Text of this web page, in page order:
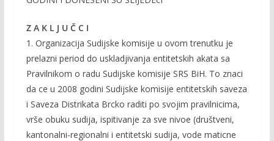
Z A K L J U Č C I
1. Organizacija Sudijske komisije u ovom trenutku je
prelazni period do uskladjivanja entitetskih akata sa
Pravilnikom o radu Sudijske komisije SRS BiH. To znaci
da ce u 2008 godini Sudijske komisije entitetskih saveza
i Saveza Distrikata Brcko raditi po svojim pravilnicima,
vrše obuku sudija, ispitivanje za sve nivoe (društveni,
kantonalni-regionalni i entitetski sudija, vode maticne